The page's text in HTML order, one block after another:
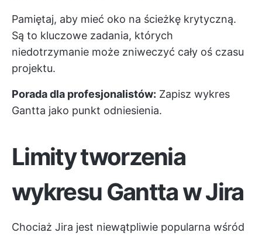
Pamiętaj, aby mieć oko na ścieżkę krytyczną.
Są to kluczowe zadania, których
niedotrzymanie może zniweczyć cały oś czasu
projektu.
Porada dla profesjonalistów: Zapisz wykres
Gantta jako punkt odniesienia.
Limity tworzenia
wykresu Gantta w Jira
Chociaż Jira jest niewątpliwie popularna wśród